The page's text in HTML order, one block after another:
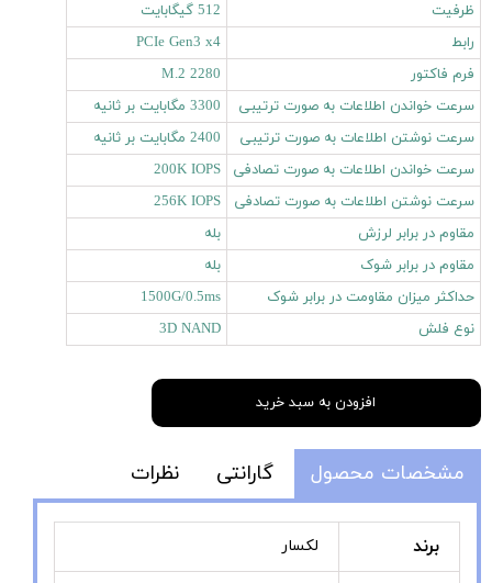
ظرفیت
512 گیگابایت
رابط
PCIe Gen3 x4
فرم فاکتور
M.2 2280
سرعت خواندن اطلاعات به صورت ترتیبی
3300 مگابایت بر ثانیه
سرعت نوشتن اطلاعات به صورت ترتیبی
2400 مگابایت بر ثانیه
سرعت خواندن اطلاعات به صورت تصادفی
200K IOPS
سرعت نوشتن اطلاعات به صورت تصادفی
256K IOPS
مقاوم در برابر لرزش
بله
مقاوم در برابر شوک
بله
حداکثر میزان مقاومت در برابر شوک
1500G/0.5ms
نوع فلش
3D NAND
افزودن به سبد خرید
مشخصات محصول گارانتی نظرات
برند لکسار